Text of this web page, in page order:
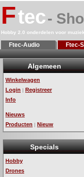
Ftec-
Hobby 2.0 onderdelen voor
Ftec-Audio Ftec-
Algemeen
Winkelwagen
Login | Registreer
Info
Nieuws
Producten | Nieuw
Specials
Hobby
Drones